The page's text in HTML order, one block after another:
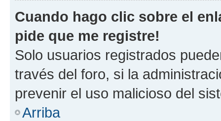
Cuando hago clic sobre el
pide que me registre!
Solo usuarios registrados
través del foro, si la
prevenir el uso malicioso del
Arriba